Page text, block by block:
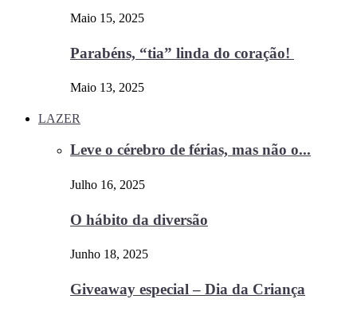
Maio 15, 2025
Parabéns, “tia” linda do coração!
Maio 13, 2025
LAZER
Leve o cérebro de férias, mas não o...
Julho 16, 2025
O hábito da diversão
Junho 18, 2025
Giveaway especial – Dia da Criança